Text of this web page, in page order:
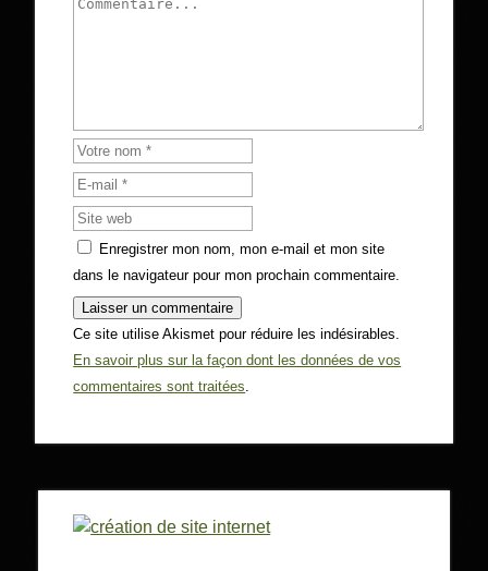
Enregistrer mon nom, mon e-mail et mon site
dans le navigateur pour mon prochain commentaire.
Ce site utilise Akismet pour réduire les indésirables.
En savoir plus sur la façon dont les données de vos
commentaires sont traitées.